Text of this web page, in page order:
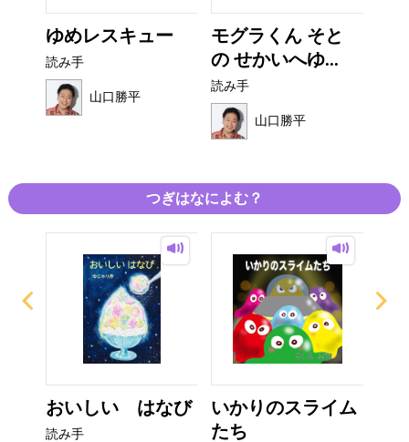
ゆめレスキュー
読み手
山口勝平
モグラくん そと
の せかいへゆ...
読み手
山口勝平
つぎはなによむ？
おいしい はなび
読み手
いかりのスライム
たち